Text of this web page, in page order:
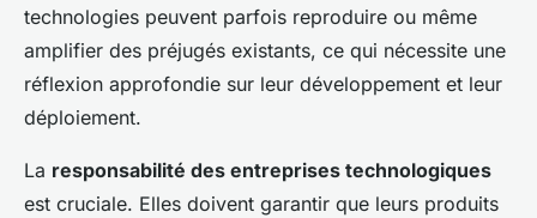
technologies peuvent parfois reproduire ou même
amplifier des préjugés existants, ce qui nécessite une
réflexion approfondie sur leur développement et leur
déploiement.
La responsabilité des entreprises technologiques
est cruciale. Elles doivent garantir que leurs produits